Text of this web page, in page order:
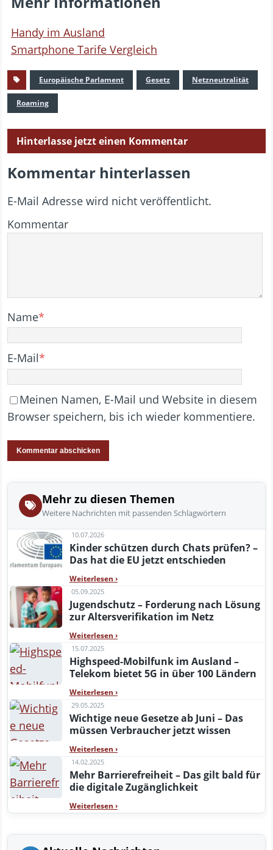
Handy im Ausland
Smartphone Tarife Vergleich
Europäische Parlament Gesetz Netzneutralität
Roaming
Hinterlasse jetzt einen Kommentar
Kommentar hinterlassen
E-Mail Adresse wird nicht veröffentlicht.
Kommentar
Name*
E-Mail*
Meinen Namen, E-Mail und Website in diesem
Browser speichern, bis ich wieder kommentiere.
Mehr zu diesen Themen
Weitere Nachrichten mit passenden Schlagwörtern
10.07.2026
Kinder schützen durch Chats prüfen? –
Das hat die EU jetzt entschieden
Weiterlesen ›
05.09.2025
Jugendschutz – Forderung nach Lösung
zur Altersverifikation im Netz
Weiterlesen ›
15.07.2025
Highspeed-Mobilfunk im Ausland –
Telekom bietet 5G in über 100 Ländern
Weiterlesen ›
29.05.2025
Wichtige neue Gesetze ab Juni – Das
müssen Verbraucher jetzt wissen
Weiterlesen ›
14.02.2025
Mehr Barrierefreiheit – Das gilt bald für
die digitale Zugänglichkeit
Weiterlesen ›